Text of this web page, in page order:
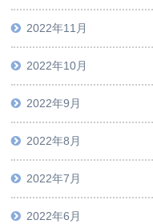
2022年11月
2022年10月
2022年9月
2022年8月
2022年7月
2022年6月